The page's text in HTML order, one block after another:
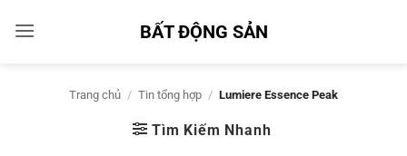
qua
BẤT ĐỘNG SẢN
Trang chủ / Tin tổng hợp / Lumiere Essence Peak
Tìm Kiếm Nhanh